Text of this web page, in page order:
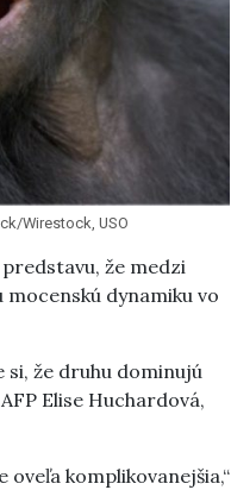
Wirestock, USO
že medzi
dynamiku vo
si, že druhu dominujú
Elise Huchardová,
komplikovanejšia,“